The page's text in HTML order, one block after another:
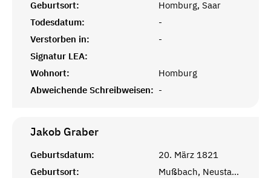
Geburtsort:
Homburg, Saar
Todesdatum:
-
Verstorben in:
-
Signatur LEA:
Wohnort:
Homburg
Abweichende Schreibweisen: -
Jakob Graber
Geburtsdatum:
20. März 1821
Geburtsort:
Mußbach, Neustadt an der Weinstraße, Rheinprovinz